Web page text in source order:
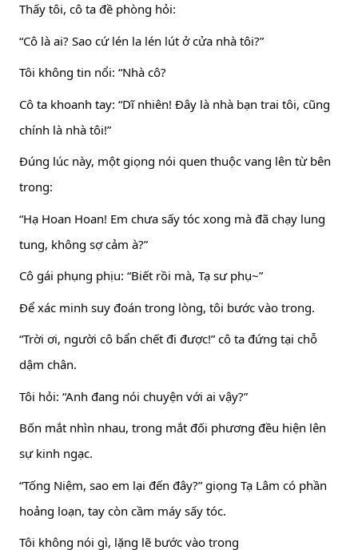
Thấy tôi, cô ta đề phòng hỏi:
“Cô là ai? Sao cứ lén la lén lút ở cửa nhà tôi?”
Tôi không tin nổi: “Nhà cô?
Cô ta khoanh tay: “Dĩ nhiên! Đây là nhà bạn trai tôi, cũng
chính là nhà tôi!”
Đúng lúc này, một giọng nói quen thuộc vang lên từ bên
trong:
“Hạ Hoan Hoan! Em chưa sấy tóc xong mà đã chạy lung
tung, không sợ cảm à?”
Cô gái phụng phịu: “Biết rồi mà, Tạ sư phụ~”
Để xác minh suy đoán trong lòng, tôi bước vào trong.
“Trời ơi, người cô bẩn chết đi được!” cô ta đứng tại chỗ
dậm chân.
Tôi hỏi: “Anh đang nói chuyện với ai vậy?”
Bốn mắt nhìn nhau, trong mắt đối phương đều hiện lên
sự kinh ngạc.
“Tống Niệm, sao em lại đến đây?” giọng Tạ Lâm có phần
hoảng loạn, tay còn cầm máy sấy tóc.
Tôi không nói gì, lặng lẽ bước vào trong